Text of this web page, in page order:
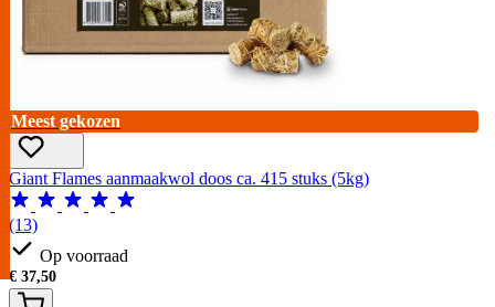
Meest gekozen
Giant Flames aanmaakwol doos ca. 415 stuks (5kg)
(13)
Op voorraad
€ 37,50